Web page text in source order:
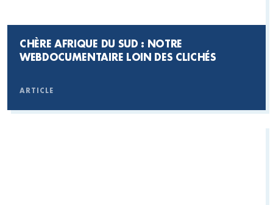
CHÈRE AFRIQUE DU SUD : NOTRE
WEBDOCUMENTAIRE LOIN DES CLICHÉS
ARTICLE